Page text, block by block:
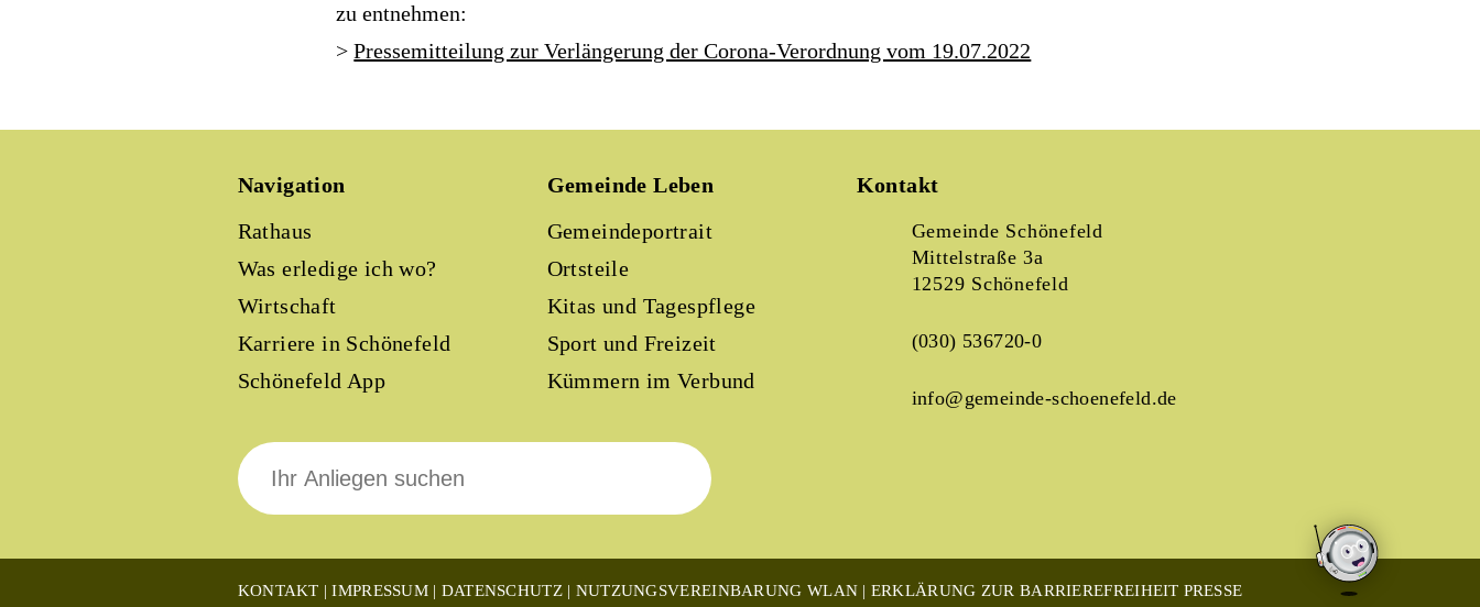
zu entnehmen:
>Pressemitteilung zur Verlängerung der Corona-Verordnung vom 19.07.2022
Navigation
Rathaus
Was erledige ich wo?
Wirtschaft
Karriere in Schönefeld
Schönefeld App
Gemeinde Leben
Gemeindeportrait
Ortsteile
Kitas und Tagespflege
Sport und Freizeit
Kümmern im Verbund
Kontakt
Gemeinde Schönefeld
Mittelstraße 3a
12529 Schönefeld
(030) 536720-0
info@gemeinde-schoenefeld.de
Suche
nach:
KONTAKT IMPRESSUM DATENSCHUTZ NUTZUNGSVEREINBARUNG WLAN ERKLÄRUNG ZUR BARRIEREFREIHEIT PRESSE